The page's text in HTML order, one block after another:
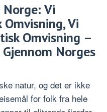
Vi
Vi
Omvisning –
Norges
natur, og det er ikke
for folk fra hele